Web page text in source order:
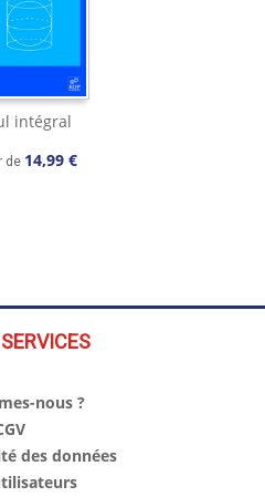
intégral
de 14,99 €
nous ?
des données